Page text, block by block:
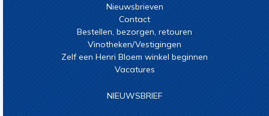
Nieuwsbrieven
Contact
Bestellen, bezorgen, retouren
Vinotheken/Vestigingen
Zelf een Henri Bloem winkel beginnen
Vacatures
NIEUWSBRIEF